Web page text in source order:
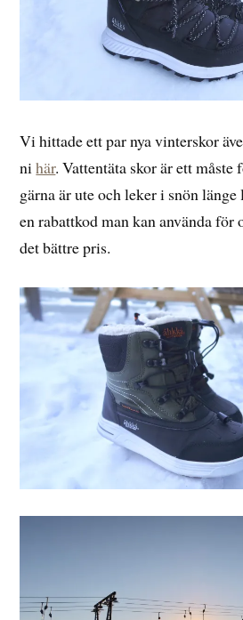
Vi hittade ett par nya vinterskor
nihär. Vattentäta skor är ett måste
gärna är ute och leker i snön
en rabattkod man kan använda för
det bättre pris.